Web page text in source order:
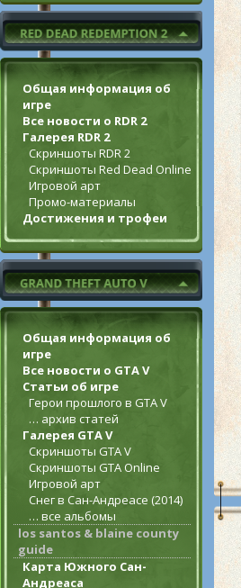
Общая информация об
игре
Все новости о RDR 2
Галерея RDR 2
Скриншоты RDR 2
Скриншоты Red Dead Online
Игровой арт
Промо-материалы
Достижения и трофеи
Общая информация об
игре
Все новости о GTA V
Статьи об игре
Герои прошлого в GTA V
… архив статей
Галерея GTA V
Скриншоты GTA V
Скриншоты GTA Online
Игровой арт
Снег в Сан-Андреасе (2014)
… все альбомы
los santos & blaine county
guide
Карта Южного Сан-
Андреаса